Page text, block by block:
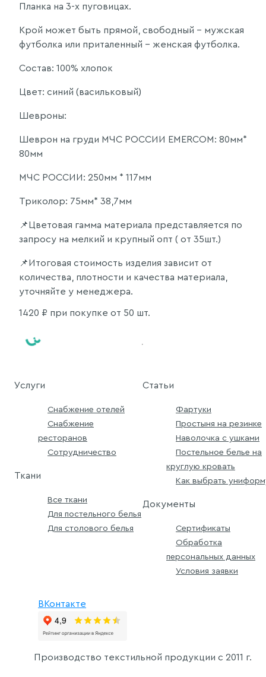
Планка на 3-х пуговицах.
Крой может быть прямой, свободный - мужская
футболка или приталенный - женская футболка.
Состав: 100% хлопок
Цвет: синий (васильковый)
Шевроны:
Шеврон на груди МЧС РОССИИ EMERCOM: 80мм*
80мм
МЧС РОССИИ: 250мм * 117мм
Триколор: 75мм* 38,7мм
📌Цветовая гамма материала представляется по
запросу на мелкий и крупный опт ( от 35шт.)
📌Итоговая стоимость изделия зависит от
количества, плотности и качества материала,
уточняйте у менеджера.
1420 ₽ при покупке от 50 шт.
Услуги
Снабжение отелей
Снабжение
ресторанов
Сотрудничество
Ткани
Все ткани
Для постельного белья
Для столового белья
Статьи
Фартуки
Простыня на резинке
Наволочка с ушками
Постельное белье на
круглую кровать
Как выбрать
Документы
Сертификаты
Обработка
персональных данных
Условия заявки
ВКонтакте
Производство текстильной продукции с 2011 г.